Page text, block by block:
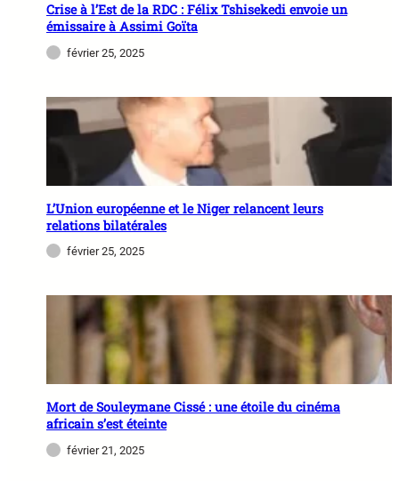
Crise à l’Est de la RDC : Félix Tshisekedi envoie un
émissaire à Assimi Goïta
février 25, 2025
L’Union européenne et le Niger relancent leurs
relations bilatérales
février 25, 2025
Mort de Souleymane Cissé : une étoile du cinéma
africain s’est éteinte
février 21, 2025